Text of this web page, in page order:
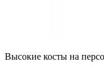
Высокие косты на